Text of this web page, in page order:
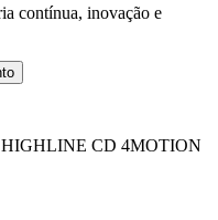
contínua, inovação e
CD 4MOTION